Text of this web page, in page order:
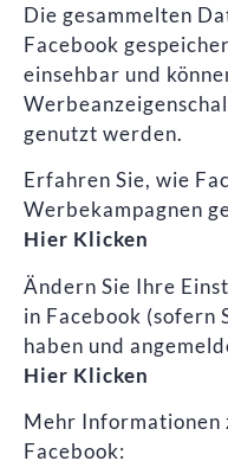
Die gesammelten
Facebook
einsehbar und
genutzt werden.
Erfahren Sie, wie
Werbekampagnen
Hier Klicken
Ändern Sie Ihre
in Facebook (sofern
haben und
Hier Klicken
Mehr
Facebook: